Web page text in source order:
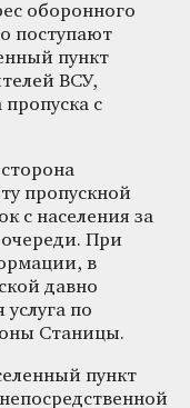
оборонного
поступают
пункт
ВСУ,
с
пропускной
с населения за
При
в
давно
услуга по
Станицы.
пункт